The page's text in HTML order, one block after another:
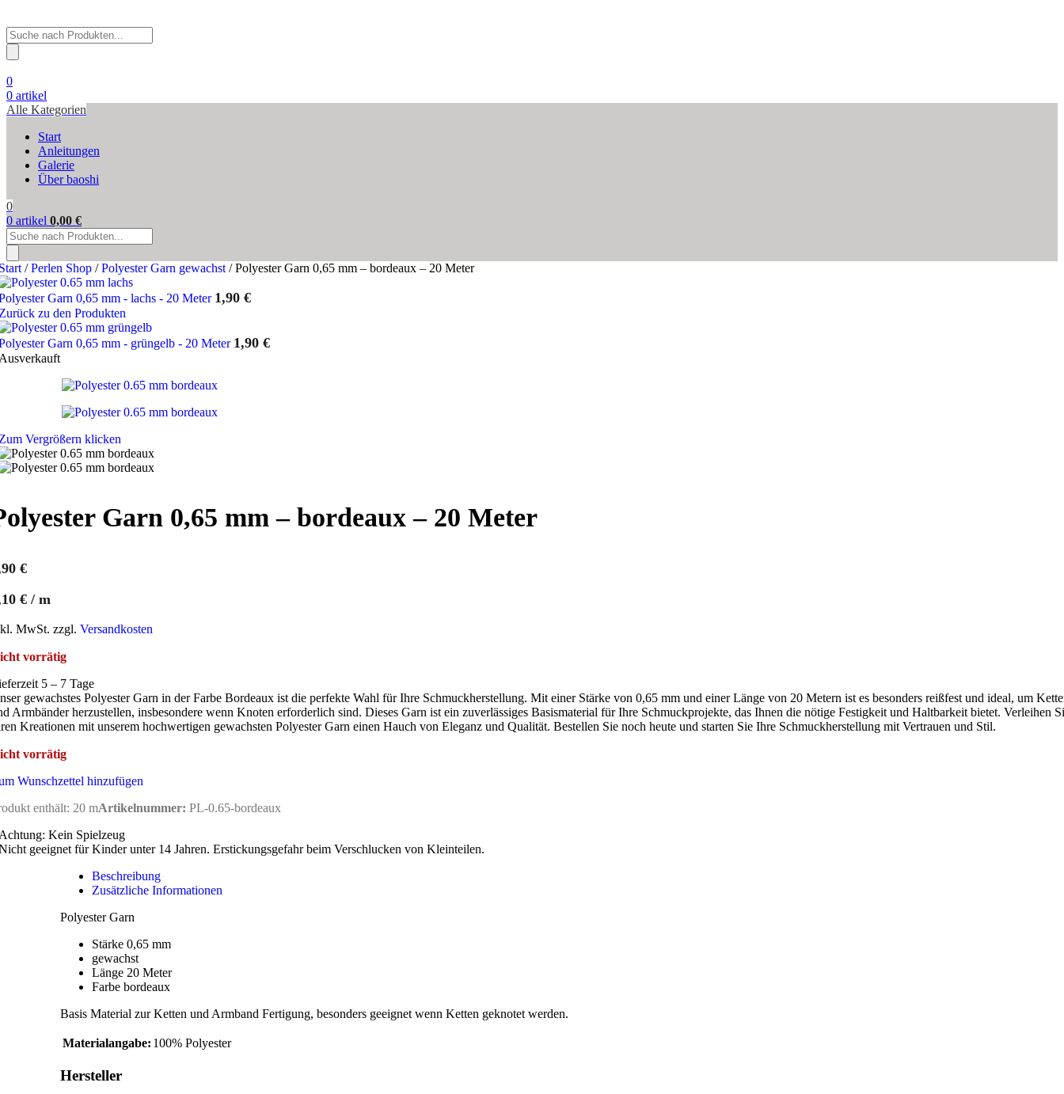
Products
search
0
0 artikel
Alle Kategorien
Start
Anleitungen
Galerie
Über baoshi
0
0 artikel 0,00 €
Products
search
/ Perlen Shop / Polyester Garn gewachst / Polyester Garn 0,65 mm – bordeaux – 20 Meter
Garn 0,65 mm - lachs - 20 Meter 1,90 €
zu den Produkten
Garn 0,65 mm - grüngelb - 20 Meter 1,90 €
Vergrößern klicken
Garn 0,65 mm – bordeaux – 20 Meter
€
€ / m
MwSt. zzgl. Versandkosten
vorrätig
5 – 7 Tage
gewachstes Polyester Garn in der Farbe Bordeaux ist die perfekte Wahl für Ihre Schmuckherstellung. Mit einer Stärke von 0,65 mm und einer Länge von 20 Metern ist es besonders reißfest und ideal, um
Armbänder herzustellen, insbesondere wenn Knoten erforderlich sind. Dieses Garn ist ein zuverlässiges Basismaterial für Ihre Schmuckprojekte, das Ihnen die nötige Festigkeit und Haltbarkeit bietet. Verleihen
Kreationen mit unserem hochwertigen gewachsten Polyester Garn einen Hauch von Eleganz und Qualität. Bestellen Sie noch heute und starten Sie Ihre Schmuckherstellung mit Vertrauen und Stil.
vorrätig
Wunschzettel hinzufügen
enthält: 20 mArtikelnummer: PL-0.65-bordeaux
Kein Spielzeug
geeignet für Kinder unter 14 Jahren. Erstickungsgefahr beim Verschlucken von Kleinteilen.
Beschreibung
Zusätzliche Informationen
Polyester Garn
Stärke 0,65 mm
gewachst
Länge 20 Meter
Farbe bordeaux
Basis Material zur Ketten und Armband Fertigung, besonders geeignet wenn Ketten geknotet werden.
Materialangabe: 100% Polyester
Hersteller